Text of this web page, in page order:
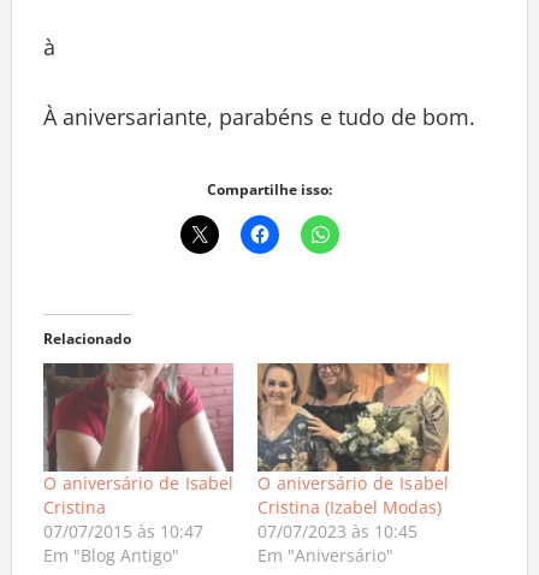
à
À aniversariante, parabéns e tudo de bom.
Compartilhe isso:
Relacionado
O aniversário de Isabel
Cristina
07/07/2015 às 10:47
Em "Blog Antigo"
O aniversário de Isabel
Cristina (Izabel Modas)
07/07/2023 às 10:45
Em "Aniversário"